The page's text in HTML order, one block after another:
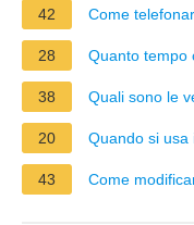
42 Come
28 Quanto tempo
38 Quali sono le
20 Quando si usa
43 Come